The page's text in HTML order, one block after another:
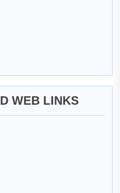
WEB LINKS